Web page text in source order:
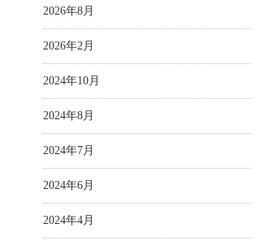
2026年8月
2026年2月
2024年10月
2024年8月
2024年7月
2024年6月
2024年4月